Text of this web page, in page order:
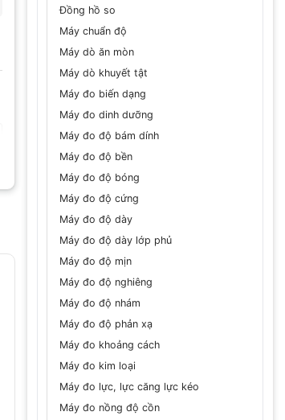
Đồng hồ so
Máy chuẩn độ
Máy dò ăn mòn
Máy dò khuyết tật
Máy đo biến dạng
Máy đo dinh dưỡng
Máy đo độ bám dính
Máy đo độ bền
Máy đo độ bóng
Máy đo độ cứng
Máy đo độ dày
Máy đo độ dày lớp phủ
Máy đo độ mịn
Máy đo độ nghiêng
Máy đo độ nhám
Máy đo độ phản xạ
Máy đo khoảng cách
Máy đo kim loại
Máy đo lực, lực căng lực kéo
Máy đo nồng độ cồn